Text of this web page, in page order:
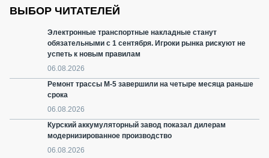
ВЫБОР ЧИТАТЕЛЕЙ
Электронные транспортные накладные станут
обязательными с 1 сентября. Игроки рынка рискуют не
успеть к новым правилам
06.08.2026
Ремонт трассы М-5 завершили на четыре месяца раньше
срока
06.08.2026
Курский аккумуляторный завод показал дилерам
модернизированное производство
06.08.2026